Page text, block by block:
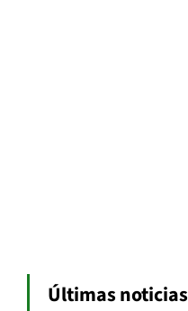
Últimas noticias